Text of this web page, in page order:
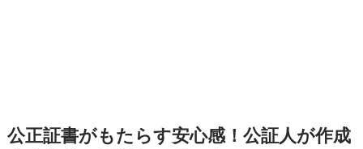
公正証書がもたらす安心感！公証人が作成